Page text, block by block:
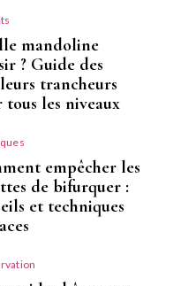
mandoline
? Guide des
trancheurs
tous les niveaux
empêcher les
de bifurquer :
et techniques